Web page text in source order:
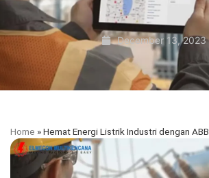
December 13, 2023
Home »Hemat Energi Listrik Industri dengan ABB